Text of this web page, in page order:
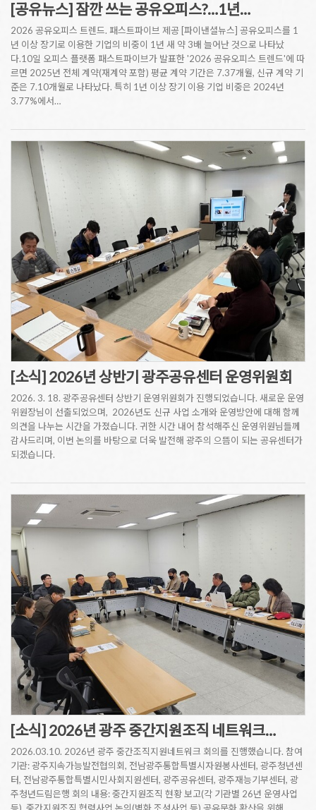
[공유뉴스] 잠깐 쓰는 공유오피스?…1년…
2026 공유오피스 트렌드. 패스트파이브 제공 [파이낸셜뉴스] 공유오피스를 1
년 이상 장기로 이용한 기업의 비중이 1년 새 약 3배 늘어난 것으로 나타났
다.10일 오피스 플랫폼 패스트파이브가 발표한 '2026 공유오피스 트렌드'에 따
르면 2025년 전체 계약(재계약 포함) 평균 계약 기간은 7.37개월, 신규 계약 기
준은 7.10개월로 나타났다. 특히 1년 이상 장기 이용 기업 비중은 2024년
3.77%에서…
[소식] 2026년 상반기 광주공유센터 운영위원회
2026. 3. 18. 광주공유센터 상반기 운영위원회가 진행되었습니다. 새로운 운영
위원장님이 선출되었으며, 2026년도 신규 사업 소개와 운영방안에 대해 함께
의견을 나누는 시간을 가졌습니다. 귀한 시간 내어 참석해주신 운영위원님들께
감사드리며, 이번 논의를 바탕으로 더욱 발전해 광주의 으뜸이 되는 공유센터가
되겠습니다.
[소식] 2026년 광주 중간지원조직 네트워크…
2026.03.10. 2026년 광주 중간조직지원네트워크 회의를 진행했습니다. 참여
기관: 광주지속가능발전협의회, 전남광주통합특별시자원봉사센터, 광주청년센
터, 전남광주통합특별시민사회지원센터, 광주공유센터, 광주재능기부센터, 광
주청년드림은행 회의 내용: 중간지원조직 현황 보고(각 기관별 26년 운영사업